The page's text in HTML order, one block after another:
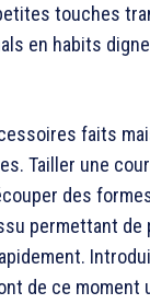
touches
en habits
faits
Tailler une
des
permettant
de ce moment